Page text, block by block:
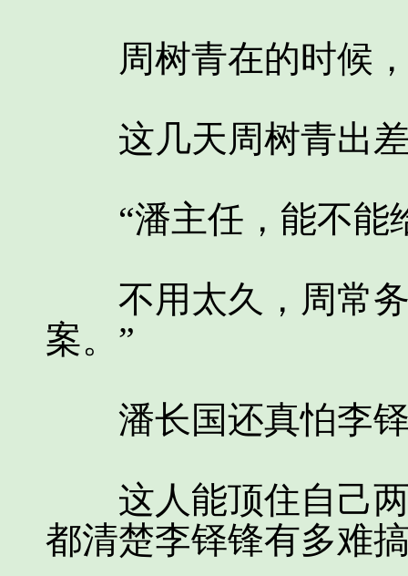
周树青在的时候，
这几天周树青出差
“潘主任，能不能
不用太久，周常务
案。”
潘长国还真怕李铎
这人能顶住自己两
都清楚李铎锋有多难